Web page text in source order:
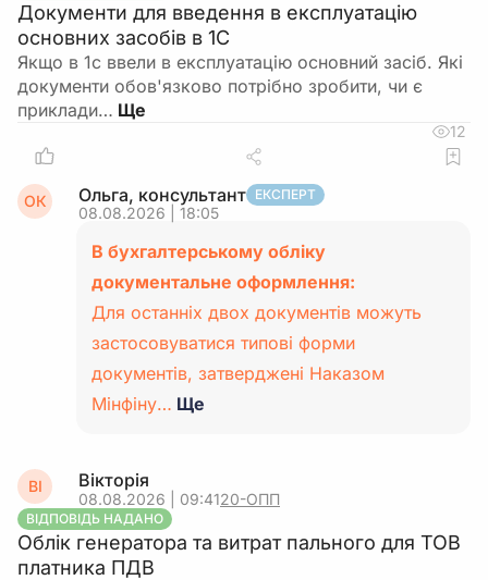
Документи для введення в експлуатацію
основних засобів в 1С
Якщо в 1с ввели в експлуатацію основний засіб. Які
документи обов'язково потрібно зробити, чи є
приклади…
12
ОК Ольга, консультант ЕКСПЕРТ
08.08.2026 | 18:05
В бухгалтерському обліку
документальне оформлення:
Для останніх двох документів можуть
застосовуватися типові форми
документів, затверджені Наказом
Мінфіну… Ще
ВІ Вікторія
08.08.2026 | 09:4120-ОПП
ВІДПОВІДЬ НАДАНО
Облік генератора та витрат пального для ТОВ
платника ПДВ